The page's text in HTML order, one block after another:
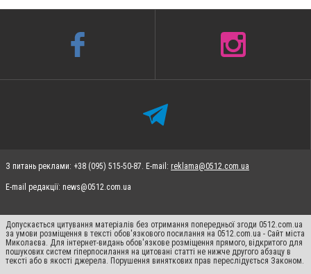
З питань реклами: +38 (095) 515-50-87. E-mail: reklama@0512.com.ua
E-mail редакції: news@0512.com.ua
Допускається цитування матеріалів без отримання попередньої згоди 0512.com.ua
за умови розміщення в тексті обов'язкового посилання на 0512.com.ua - Сайт міста
Миколаєва. Для інтернет-видань обов'язкове розміщення прямого, відкритого для
пошукових систем гіперпосилання на цитовані статті не нижче другого абзацу в
тексті або в якості джерела. Порушення виняткових прав переслідується Законом.